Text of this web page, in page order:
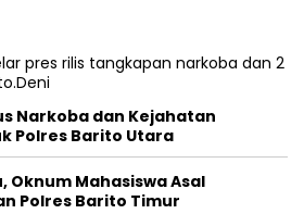
Narkoba dan Kejahatan
Polres Barito Utara
Oknum Mahasiswa Asal
Polres Barito Timur